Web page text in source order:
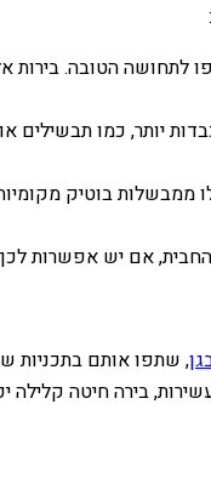
לתחושה הטובה.
יותר, כמו תבשילים
בוטיק מקומיות,
אם יש אפשרות
, שתפו אותם בתכניות
בירה חיטה קלילה